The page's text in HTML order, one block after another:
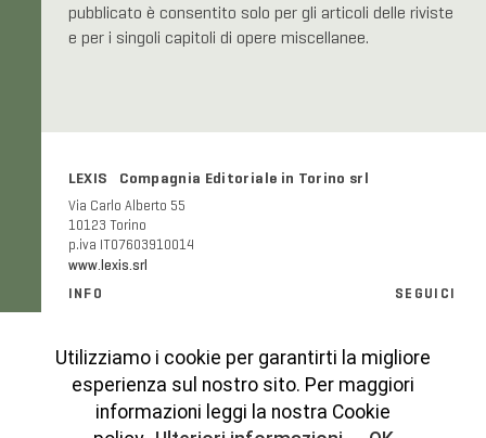
pubblicato è consentito solo per gli articoli delle riviste
e per i singoli capitoli di opere miscellanee.
LEXIS Compagnia Editoriale in Torino srl
Via Carlo Alberto 55
10123 Torino
p.iva IT07603910014
www.lexis.srl
INFO
Modalità e costi di spedizione
Codice etico
Cookies Policy
SEGUICI
Instagram
Utilizziamo i cookie per garantirti la migliore
esperienza sul nostro sito. Per maggiori
informazioni leggi la nostra Cookie